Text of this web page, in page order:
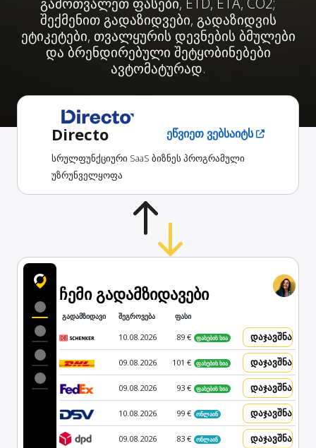
შექმენით გადაზიდვები, გადაზიდვის
ეტიკეტები, თვალყურის დევნების ბმულები
და ბრენდირებული შეტყობინებები
ავტომატურად.
Directo ეწვიეთ ვებსაიტს
სრულფუნქციური SaaS ბიზნეს პროგრამული
უზრუნველყოფა
ჩემი გადამზიდავები
გადამზიდავი შეგროვება ფასი
10.08.2026 89 € ფასების სია დაჯავშნა
09.08.2026 101 € ფასების სია დაჯავშნა
09.08.2026 93 € ფასების სია დაჯავშნა
10.08.2026 99 € ონლაინ დაჯავშნა
09.08.2026 83 € ონლაინ დაჯავშნა